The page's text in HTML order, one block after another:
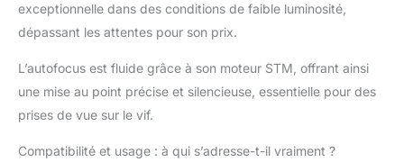
niveau l'objectif en
les appareils photo
Nikon Z Mount Z50,
exceptionnelle dans des conditions de faible luminosité,
dépassant les attentes pour son prix.
L’autofocus est fluide grâce à son moteur STM, offrant ainsi
une mise au point précise et silencieuse, essentielle pour des
prises de vue sur le vif.
Compatibilité et usage : à qui s’adresse-t-il vraiment ?